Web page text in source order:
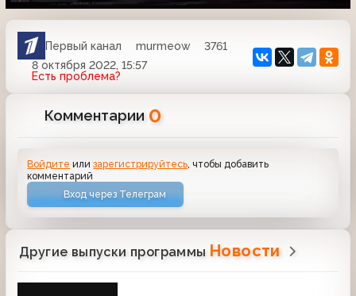
Первый канал murmeow
3761
8 октября 2022, 15:57
Есть проблема?
Комментарии 0
Войдите илизарегистрируйтесь, чтобы добавить
комментарий
Вход через Телеграм
Другие выпуски программы Новости